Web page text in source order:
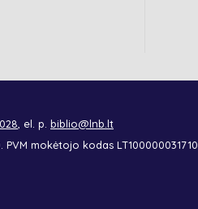
, el. p. biblio@lnb.lt
mokėtojo kodas LT100000031710